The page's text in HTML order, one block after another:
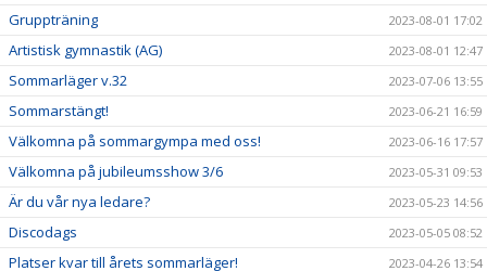
Gruppträning 2023-08-01 17:02
Artistisk gymnastik (AG) 2023-08-01 12:47
Sommarläger v.32 2023-07-06 13:55
Sommarstängt! 2023-06-21 16:59
Välkomna på sommargympa med oss! 2023-06-16 17:57
Välkomna på jubileumsshow 3/6 2023-05-31 09:53
Är du vår nya ledare? 2023-05-23 14:56
Discodags 2023-05-05 08:52
Platser kvar till årets sommarläger! 2023-04-26 13:54